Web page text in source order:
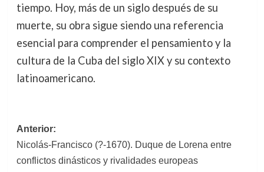
tiempo. Hoy, más de un siglo después de su
muerte, su obra sigue siendo una referencia
esencial para comprender el pensamiento y la
cultura de la Cuba del siglo XIX y su contexto
latinoamericano.
Navegación
de
Anterior:
Nicolás-Francisco (?-1670). Duque de Lorena entre
conflictos dinásticos y rivalidades europeas